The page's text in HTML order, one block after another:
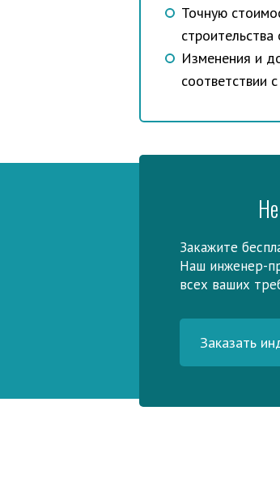
Точную
Изменения и
соответствии
Закажите
Наш инженер-
всех ваших
Заказать